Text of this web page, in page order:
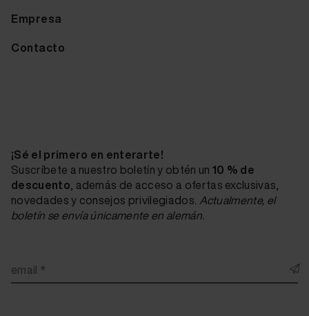
Empresa
Contacto
¡Sé el primero en enterarte!
Suscríbete a nuestro boletín y obtén un 10 % de
descuento, además de acceso a ofertas exclusivas,
novedades y consejos privilegiados. Actualmente, el
boletín se envía únicamente en alemán.
email *